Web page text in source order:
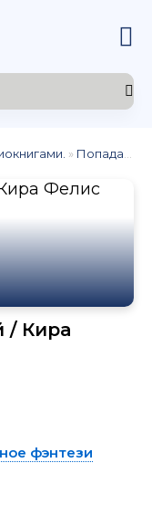
» Попаданцы
/ Кира
фэнтези